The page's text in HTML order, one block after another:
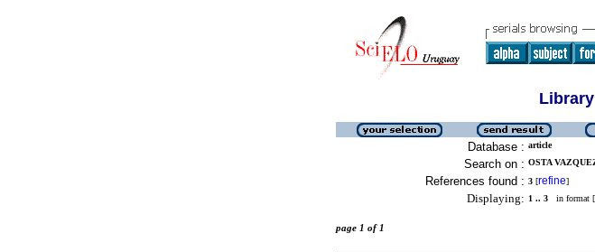
Database : article
Search on : OSTA
References found : 3 [refine]
Displaying: 1 .. 3 in format [
page 1 of 1